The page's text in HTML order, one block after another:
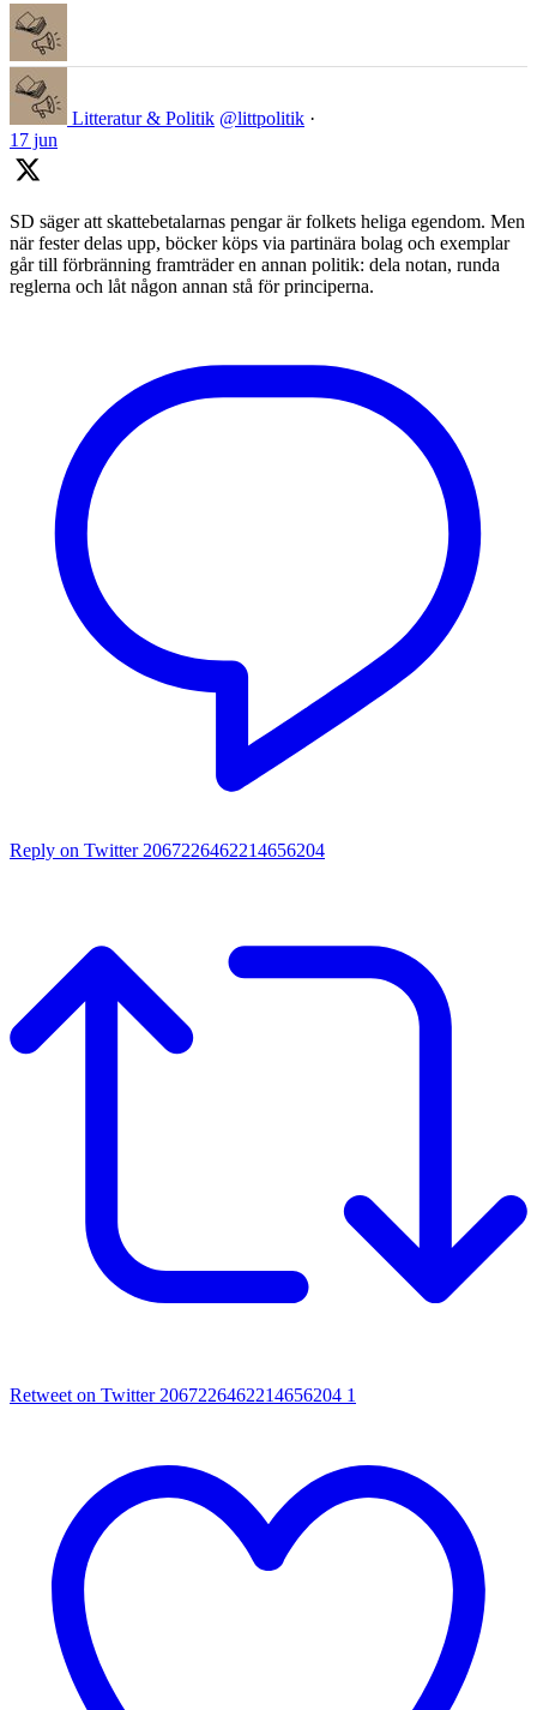
Litteratur & Politik @littpolitik ·
17 jun
SD säger att skattebetalarnas pengar är folkets heliga egendom. Men
när fester delas upp, böcker köps via partinära bolag och exemplar
går till förbränning framträder en annan politik: dela notan, runda
reglerna och låt någon annan stå för principerna.
Reply on Twitter 2067226462214656204
Retweet on Twitter 2067226462214656204 1